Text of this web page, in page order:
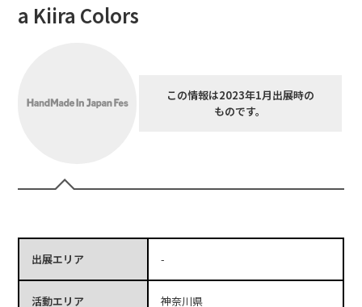
a Kiira Colors
この情報は2023年1月出展時の
ものです。
出展エリア -
活動エリア 神奈川県